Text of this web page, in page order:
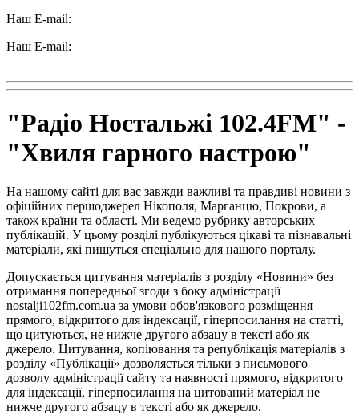
Наш E-mail:
Наш E-mail:
"Радіо Ностальжі 102.4FM" -
"Хвиля гарного настрою"
На нашому сайті для вас завжди важливі та правдиві новини з
офіційних першоджерел Нікополя, Марганцю, Покрови, а
також країни та області. Ми ведемо рубрику авторських
публікацій. У цьому розділі публікуються цікаві та пізнавальні
матеріали, які пишуться спеціально для нашого порталу.
Допускається цитування матеріалів з розділу «Новини» без
отримання попередньої згоди з боку адміністрації
nostalji102fm.com.ua за умови обов'язкового розміщення
прямого, відкритого для індексації, гіперпосилання на статті,
що цитуються, не нижче другого абзацу в тексті або як
джерело. Цитування, копіювання та републікація матеріалів з
розділу «Публікації» дозволяється тільки з письмового
дозволу адміністрації сайту та наявності прямого, відкритого
для індексації, гіперпосилання на цитований матеріал не
нижче другого абзацу в тексті або як джерело.